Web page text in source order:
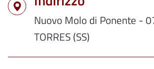
Nuovo Molo di Ponente -
TORRES (SS)